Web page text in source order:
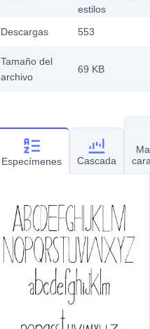
estilos
Descargas
553
Tamaño del
archivo
69 KB
Especímenes Cascada